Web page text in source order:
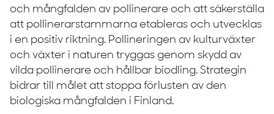
och mångfalden av pollinerare och att säkerställa
att pollinerarstammarna etableras och utvecklas
i en positiv riktning. Pollineringen av kulturväxter
och växter i naturen tryggas genom skydd av
vilda pollinerare och hållbar biodling. Strategin
bidrar till målet att stoppa förlusten av den
biologiska mångfalden i Finland.